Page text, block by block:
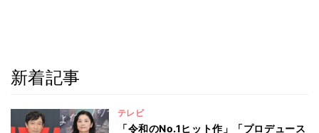
新着記事
テレビ
「令和のNo.1ヒット作」「プロデュース